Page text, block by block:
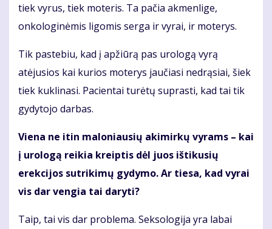
tiek vyrus, tiek moteris. Ta pačia akmenlige,
onkologinėmis ligomis serga ir vyrai, ir moterys.
Tik pastebiu, kad į apžiūrą pas urologą vyrą
atėjusios kai kurios moterys jaučiasi nedrąsiai, šiek
tiek kuklinasi. Pacientai turėtų suprasti, kad tai tik
gydytojo darbas.
Viena ne itin maloniausių akimirkų vyrams – kai
į urologą reikia kreiptis dėl juos ištikusių
erekcijos sutrikimų gydymo. Ar tiesa, kad vyrai
vis dar vengia tai daryti?
Taip, tai vis dar problema. Seksologija yra labai